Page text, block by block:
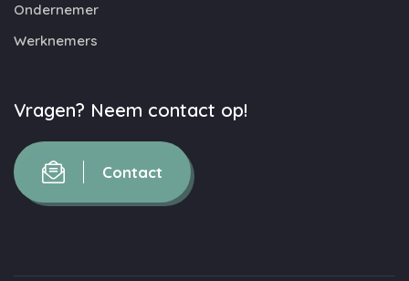
Ondernemer
Werknemers
Vragen? Neem contact op!
Contact